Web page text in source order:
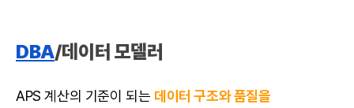
DBA/데이터 모델러
APS 계산의 기준이 되는 데이터 구조와 품질을